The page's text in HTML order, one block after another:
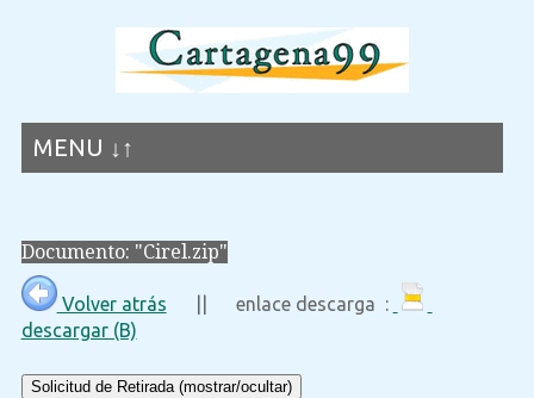
MENU ↓↑
Documento: "Cirel.zip"
Volver atrás || enlace descarga :
descargar (B)
Solicitud de Retirada (mostrar/ocultar)